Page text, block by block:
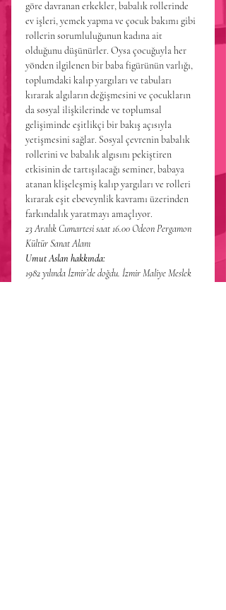
göre davranan erkekler, babalık rollerinde
ev işleri, yemek yapma ve çocuk bakımı gibi
rollerin sorumluluğunun kadına ait
olduğunu düşünürler. Oysa çocuğuyla her
yönden ilgilenen bir baba figürünün varlığı,
toplumdaki kalıp yargıları ve tabuları
kırarak algıların değişmesini ve çocukların
da sosyal ilişkilerinde ve toplumsal
gelişiminde eşitlikçi bir bakış açısıyla
yetişmesini sağlar. Sosyal çevrenin babalık
rollerini ve babalık algısını pekiştiren
etkisinin de tartışılacağı seminer, babaya
atanan klişeleşmiş kalıp yargıları ve rolleri
kırarak eşit ebeveynlik kavramı üzerinden
farkındalık yaratmayı amaçlıyor.
23 Aralık Cumartesi saat 16.00 Odeon Pergamon
Kültür Sanat Alanı
Umut Aslan hakkında:
1982 yılında İzmir’de doğdu. İzmir Maliye Meslek